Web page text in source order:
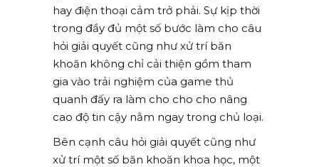
hay điện thoại cảm trở phải. Sự kịp thời
trong đầy đủ một số bước làm cho câu
hỏi giải quyết cũng như xử trí băn
khoăn không chỉ cải thiện gồm tham
gia vào trải nghiệm của game thủ
quanh đấy ra làm cho cho cho nâng
cao độ tin cậy nằm ngay trong chủ loại.
Bên cạnh câu hỏi giải quyết cũng như
xử trí một số băn khoăn khoa học, một